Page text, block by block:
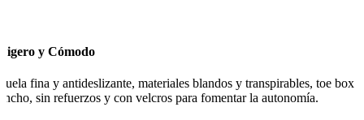
y Cómodo
fina y antideslizante, materiales blandos y transpirables, toe box
sin refuerzos y con velcros para fomentar la autonomía.